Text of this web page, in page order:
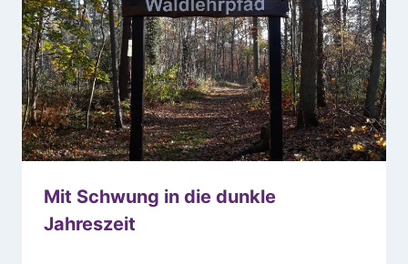
Mit Schwung in die dunkle
Jahreszeit